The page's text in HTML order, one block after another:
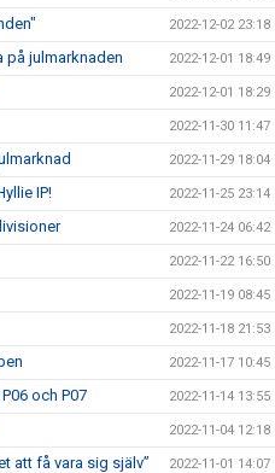
2022-12-02 23:18
på julmarknaden 2022-12-01 18:49
2022-12-01 18:29
2022-11-30 11:47
2022-11-29 18:04
IP! 2022-11-25 23:14
2022-11-24 06:42
2022-11-22 16:50
2022-11-19 08:45
2022-11-18 21:53
2022-11-17 10:45
och P07 2022-11-14 13:55
2022-11-04 12:18
att få vara sig själv” 2022-11-01 14:07